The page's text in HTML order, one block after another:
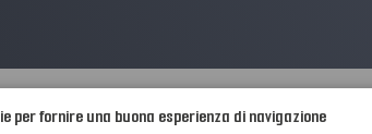
per fornire una buona esperienza di navigazione